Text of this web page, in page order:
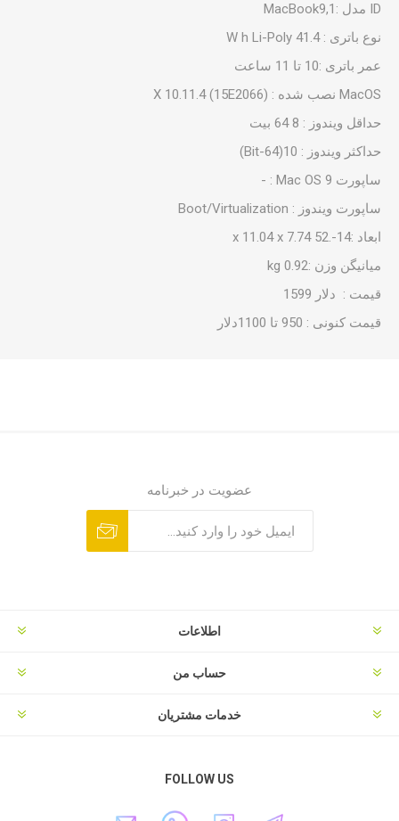
ID مدل :MacBook9,1
نوع باتری : 41.4 W h Li-Poly
عمر باتری :10 تا 11 ساعت
MacOS نصب شده : X 10.11.4 (15E2066)
حداقل ویندوز : 8 64 بیت
حداکثر ویندوز : 10(64-Bit)
ساپورت Mac OS 9 : -
ساپورت ویندوز : Boot/Virtualization
ابعاد :14-.52 x 11.04 x 7.74
میانیگن وزن :0.92 kg
قیمت : دلار 1599
قیمت کنونی : 950 تا 1100دلار
عضویت در خبرنامه
اطلاعات
حساب من
خدمات مشتریان
FOLLOW US